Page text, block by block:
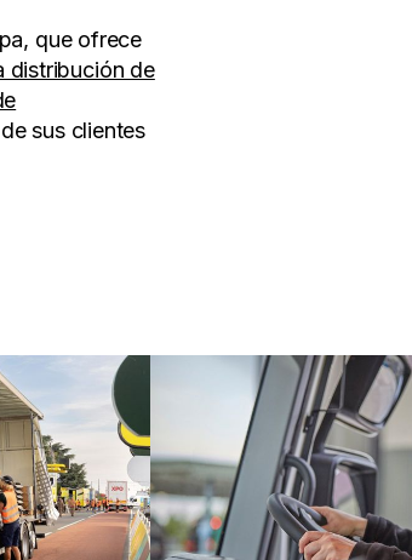
que ofrece
distribución de
sus clientes